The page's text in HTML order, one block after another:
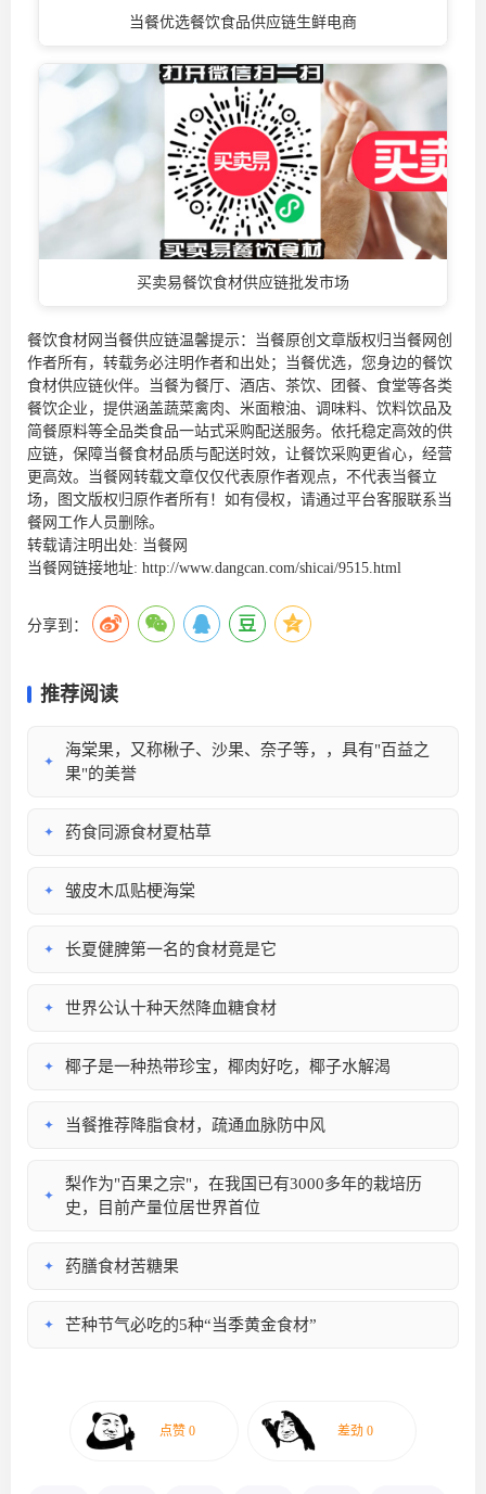
当餐优选餐饮食品供应链生鲜电商
买卖易餐饮食材供应链批发市场
餐饮食材网当餐供应链温馨提示：当餐原创文章版权归当餐网创
作者所有，转载务必注明作者和出处；当餐优选，您身边的餐饮
食材供应链伙伴。当餐为餐厅、酒店、茶饮、团餐、食堂等各类
餐饮企业，提供涵盖蔬菜禽肉、米面粮油、调味料、饮料饮品及
简餐原料等全品类食品一站式采购配送服务。依托稳定高效的供
应链，保障当餐食材品质与配送时效，让餐饮采购更省心，经营
更高效。当餐网转载文章仅仅代表原作者观点，不代表当餐立
场，图文版权归原作者所有！如有侵权，请通过平台客服联系当
餐网工作人员删除。
转载请注明出处: 当餐网
当餐网链接地址: http://www.dangcan.com/shicai/9515.html
分享到：
推荐阅读
✦
海棠果，又称楸子、沙果、奈子等，，具有"百益之
果"的美誉
✦ 药食同源食材夏枯草
✦ 皱皮木瓜贴梗海棠
✦ 长夏健脾第一名的食材竟是它
✦ 世界公认十种天然降血糖食材
✦ 椰子是一种热带珍宝，椰肉好吃，椰子水解渴
✦ 当餐推荐降脂食材，疏通血脉防中风
✦
梨作为"百果之宗"，在我国已有3000多年的栽培历
史，目前产量位居世界首位
✦ 药膳食材苦糖果
✦ 芒种节气必吃的5种“当季黄金食材”